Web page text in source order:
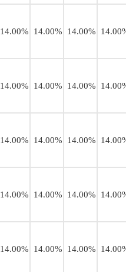
14.00% 14.00% 14.00%
14.00% 14.00% 14.00%
14.00% 14.00% 14.00%
14.00% 14.00% 14.00%
14.00% 14.00% 14.00%